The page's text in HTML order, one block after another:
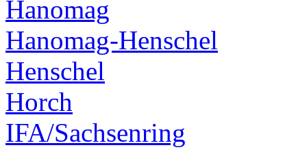
Hanomag
Hanomag-Henschel
Henschel
Horch
IFA/Sachsenring